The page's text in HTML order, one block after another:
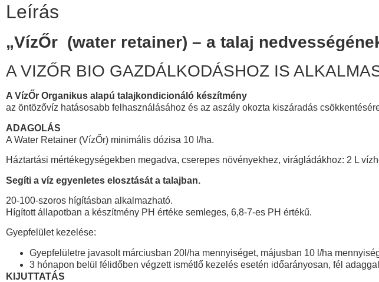
Leírás
„VízŐr (water retainer) – a talaj
A VIZŐR BIO GAZDÁLKODÁSHOZ IS
A VízŐr Organikus alapú talajkondicionáló készítmény
az öntözővíz hatásosabb felhasználásához és az aszály okozta kiszáradás
ADAGOLÁS
A Water Retainer (VízŐr) minimális dózisa 10 l/ha.
Háztartási mértékegységekben megadva, cserepes növényekhez, virágládákhoz: 2 L
Segíti a víz egyenletes elosztását a talajban.
20-100-szoros hígításban alkalmazható.
Hígított állapotban a készítmény PH értéke semleges, 6,8-7-es PH értékű.
Gyepfelület kezelése:
Gyepfelületre javasolt márciusban 20l/ha mennyiséget, májusban 10 l/ha
3 hónapon belül félidőben végzett ismétlő kezelés esetén időarányosan, fél
KIJUTTATÁS